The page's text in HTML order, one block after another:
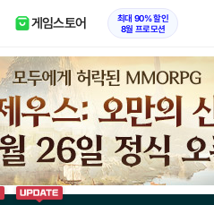
게임스토어
최대 90% 할인
8월 프로모션